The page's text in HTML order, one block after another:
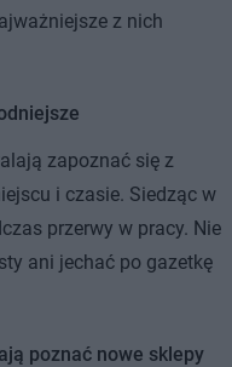
z nich
zapoznać się z
i czasie. Siedząc w
przerwy w pracy. Nie
ani jechać po gazetkę
poznać nowe sklepy